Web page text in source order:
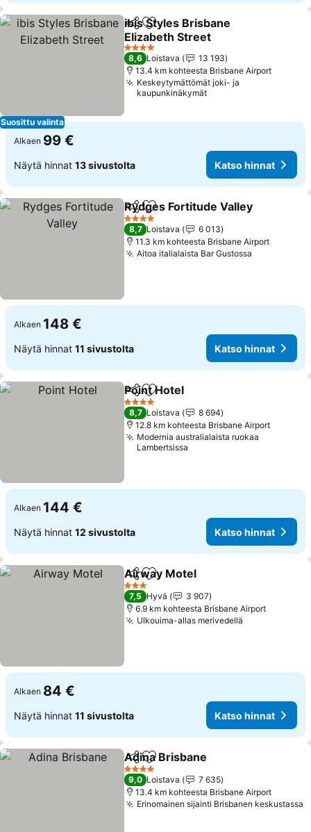
Suosittu valinta
Jaa Lisää suosikkeihin
ibis Styles Brisbane
Elizabeth Street
4 Tähtiluokitus
8,6 Loistava
13 193
13.4 km kohteesta Brisbane Airport
Keskeytymättömät joki- ja
kaupunkinäkymät
Alkaen 99 €
Näytä hinnat 13 sivustolta Katso hinnat
Jaa Lisää suosikkeihin
Rydges Fortitude Valley
4 Tähtiluokitus
8,7 Loistava
6 013
11.3 km kohteesta Brisbane Airport
Aitoa italialaista Bar Gustossa
Alkaen 148 €
Näytä hinnat 11 sivustolta Katso hinnat
Jaa Lisää suosikkeihin
Point Hotel
4 Tähtiluokitus
8,7 Loistava
8 694
12.8 km kohteesta Brisbane Airport
Modernia australialaista ruokaa
Lambertsissa
Alkaen 144 €
Näytä hinnat 12 sivustolta Katso hinnat
Jaa Lisää suosikkeihin
Airway Motel
3 Tähtiluokitus
7,5 Hyvä
3 907
6.9 km kohteesta Brisbane Airport
Ulkouima-allas merivedellä
Alkaen 84 €
Näytä hinnat 11 sivustolta Katso hinnat
Jaa Lisää suosikkeihin
Adina Brisbane
4 Tähtiluokitus
9,0 Loistava
7 635
13.4 km kohteesta Brisbane Airport
Erinomainen sijainti Brisbanen keskustassa